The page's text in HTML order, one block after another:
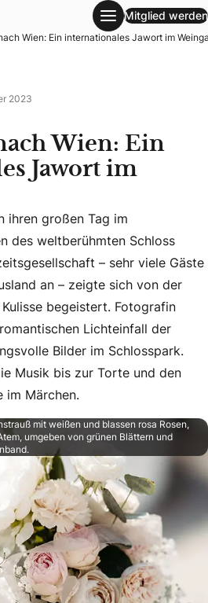
internationales Jawort im
Mitglied werden
Wien: Ein internationales Jawort im
2023
Wien: Ein
Jawort im
großen Tag im
ihren großen Tag im
des weltberühmten Schloss
– sehr viele Gäste
an – zeigte sich von der
begeistert. Fotografin
Lichteinfall der
Bilder im Schlosspark.
Musik bis zur Torte und den
im Märchen.
mit weißen und blassen rosa Rosen,
umgeben von grünen Blättern und